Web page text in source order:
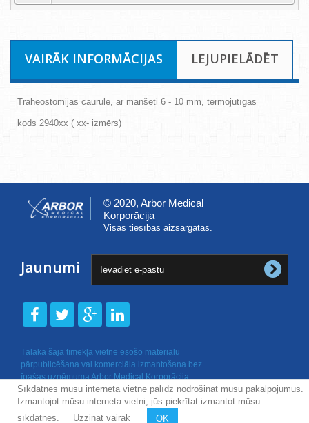
VAIRĀK INFORMĀCIJAS LEJUPIELĀDĒT
Traheostomijas caurule, ar manšeti 6 - 10 mm, termojutīgas
kods 2940xx ( xx- izmērs)
© 2020, Arbor Medical
Korporācija
Visas tiesības aizsargātas.
Jaunumi
Sīkdatnes mūsu interneta vietnē palīdz nodrošināt mūsu pakalpojumus.
Izmantojot mūsu interneta vietni, jūs piekrītat izmantot mūsu
sīkdatnes. Uzzināt vairāk OK
Tālāka šajā tīmekļa vietnē esošo materiālu
pārpublicēšana vai komerciāla izmantošana bez
īpašas uzņēmuma Arbor Medical Korporācija
rakstiskas atļaujas nav atļauta.